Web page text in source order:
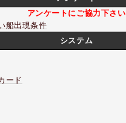
アンケートにご協力下さい
船出現条件
システム
ード